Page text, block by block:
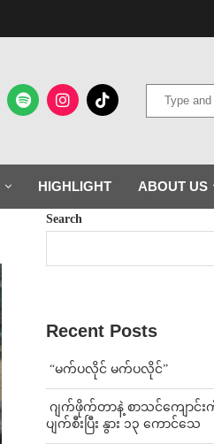
HIGHLIGHT ABOUT US
Search
Recent Posts
⁨ ⁨“မက်ပလိုင် မက်ပလိုင်”
ဂျက်ဖိုက်တာနဲ့ စာသင်ကျောင်း
ပျက်စီးပြီး နွား ၁၃ ကောင်သေ